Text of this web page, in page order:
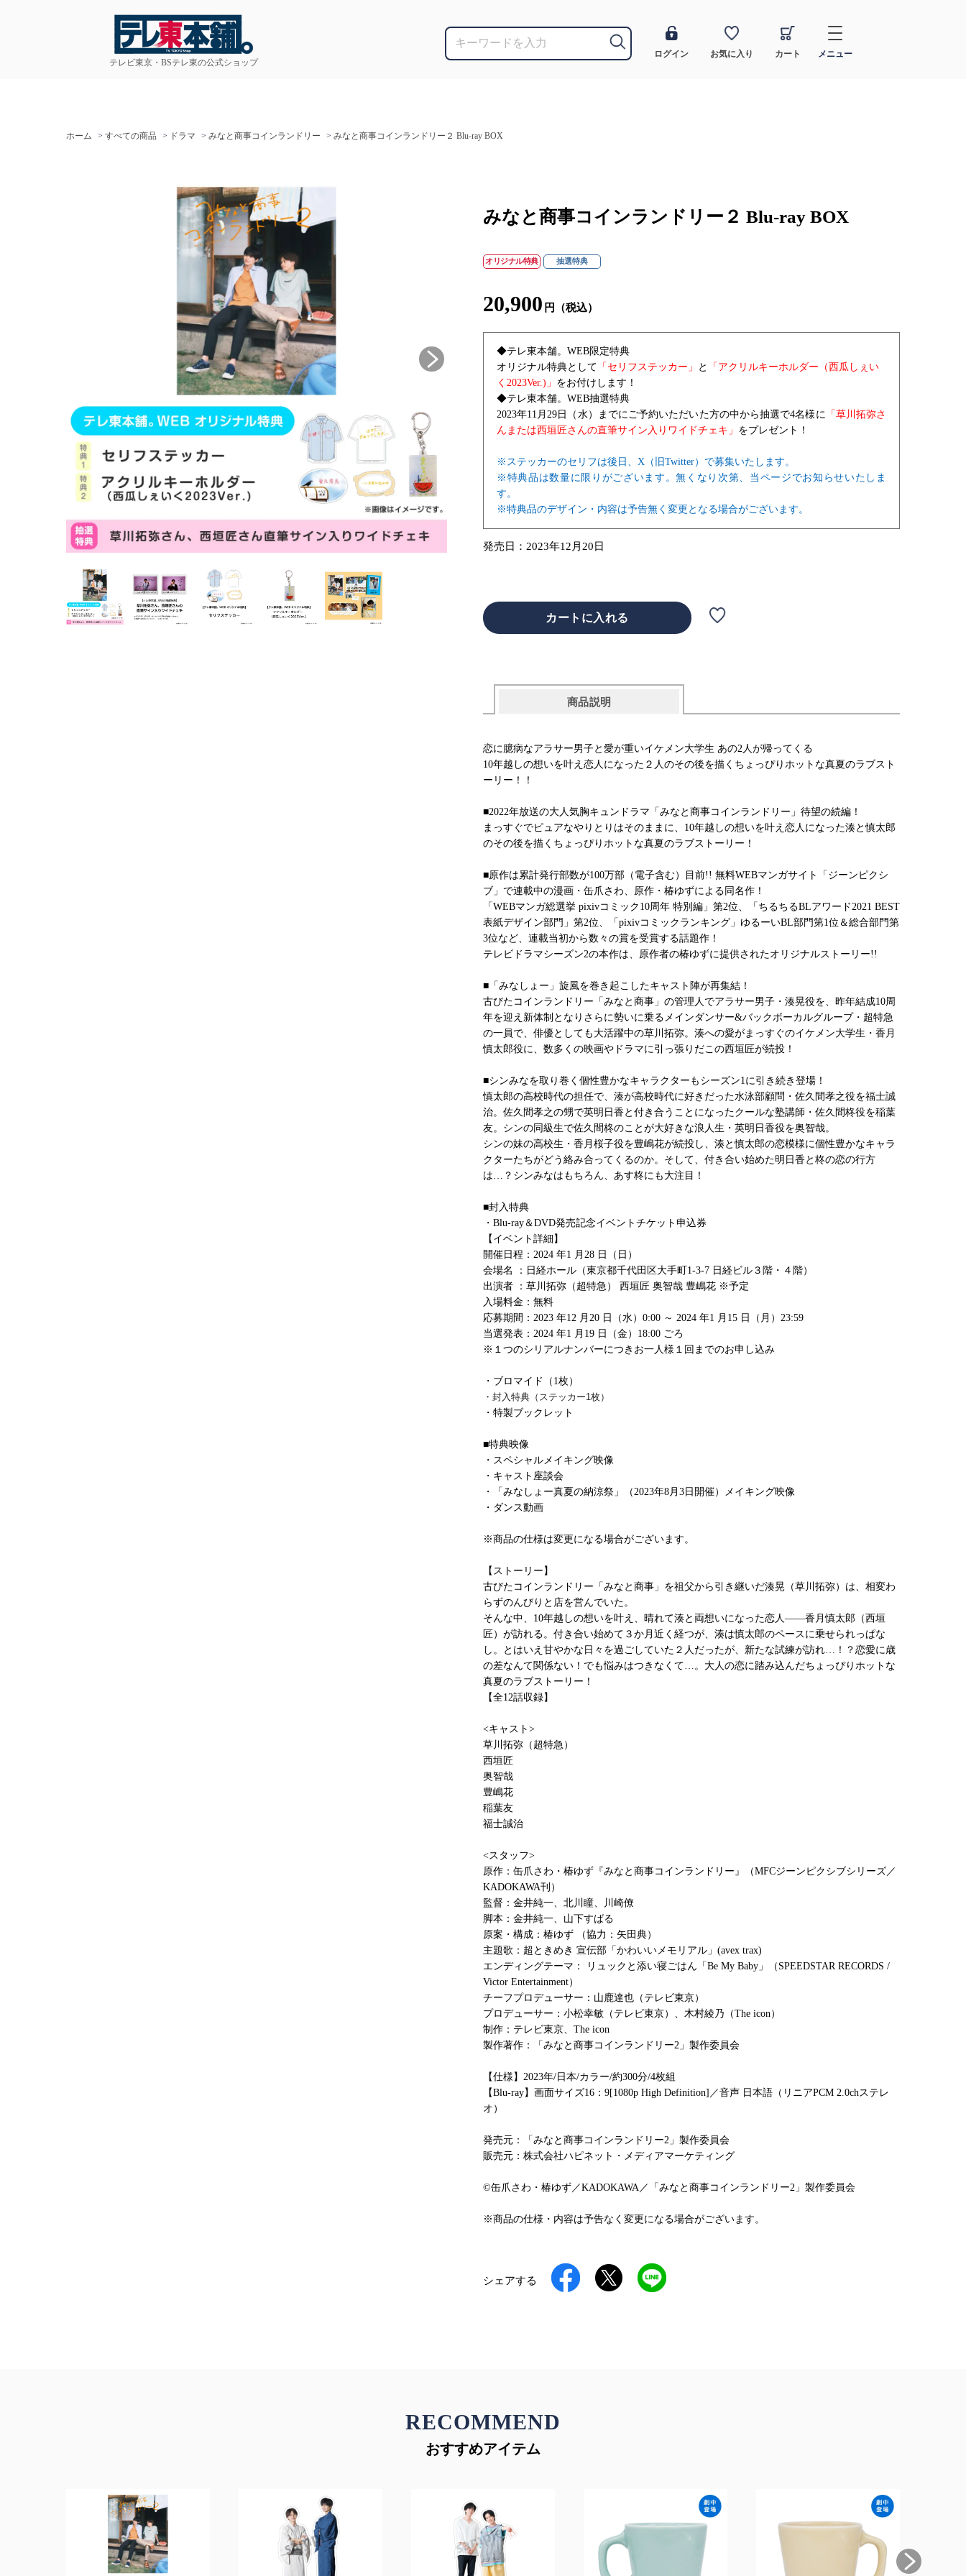
テレビ東京・BSテレ東の公式ショップ
ログイン お気に入り カート メニュー
ホーム > すべての商品 > ドラマ > みなと商事コインランドリー > みなと商事コインランドリー２ Blu-ray BOX
みなと商事コインランドリー２ Blu-ray BOX
オリジナル特典 抽選特典
20,900 円（税込）
◆テレ東本舗。WEB限定特典
オリジナル特典として 「セリフステッカー」 と
「アクリルキーホルダー（西瓜しぇい
く2023Ver.)」 をお付けします！
◆テレ東本舗。WEB抽選特典
2023年11月29日（水）までにご予約いただいた方の中から抽選で4名様に 「草川拓弥さ
んまたは西垣匠さんの直筆サイン入りワイドチェキ」 をプレゼント！
※ステッカーのセリフは後日、X（旧Twitter）で募集いたします。
※特典品は数量に限りがございます。無くなり次第、当ページでお知らせいたしま
す。
※特典品のデザイン・内容は予告無く変更となる場合がございます。
発売日： 2023年12月20日
商品説明
恋に臆病なアラサー男子と愛が重いイケメン大学生 あの2人が帰ってくる
10年越しの想いを叶え恋人になった２人のその後を描くちょっぴりホットな真夏のラブスト
ーリー！！
■2022年放送の大人気胸キュンドラマ「みなと商事コインランドリー」待望の続編！
まっすぐでピュアなやりとりはそのままに、10年越しの想いを叶え恋人になった湊と慎太郎
のその後を描くちょっぴりホットな真夏のラブストーリー！
■原作は累計発行部数が100万部（電子含む）目前!! 無料WEBマンガサイト「ジーンピクシ
ブ」で連載中の漫画・缶爪さわ、原作・椿ゆずによる同名作！
「WEBマンガ総選挙 pixivコミック10周年 特別編」第2位、「ちるちるBLアワード2021 BEST
表紙デザイン部門」第2位、「pixivコミックランキング」ゆるーいBL部門第1位＆総合部門第
3位など、連載当初から数々の賞を受賞する話題作！
テレビドラマシーズン2の本作は、原作者の椿ゆずに提供されたオリジナルストーリー!!
■「みなしょー」旋風を巻き起こしたキャスト陣が再集結！
古びたコインランドリー「みなと商事」の管理人でアラサー男子・湊晃役を、昨年結成10周
年を迎え新体制となりさらに勢いに乗るメインダンサー&バックボーカルグループ・超特急
の一員で、俳優としても大活躍中の草川拓弥。湊への愛がまっすぐのイケメン大学生・香月
慎太郎役に、数多くの映画やドラマに引っ張りだこの西垣匠が続投！
■シンみなを取り巻く個性豊かなキャラクターもシーズン1に引き続き登場！
慎太郎の高校時代の担任で、湊が高校時代に好きだった水泳部顧問・佐久間孝之役を福士誠
治。佐久間孝之の甥で英明日香と付き合うことになったクールな塾講師・佐久間柊役を稲葉
友。シンの同級生で佐久間柊のことが大好きな浪人生・英明日香役を奥智哉。
シンの妹の高校生・香月桜子役を豊嶋花が続投し、湊と慎太郎の恋模様に個性豊かなキャラ
クターたちがどう絡み合ってくるのか。そして、付き合い始めた明日香と柊の恋の行方
は…？シンみなはもちろん、あす柊にも大注目！
■封入特典
・Blu-ray＆DVD発売記念イベントチケット申込券
【イベント詳細】
開催日程：2024 年1 月28 日（日）
会場名 ：日経ホール（東京都千代田区大手町1-3-7 日経ビル３階・４階）
出演者 ：草川拓弥（超特急） 西垣匠 奥智哉 豊嶋花 ※予定
入場料金：無料
応募期間：2023 年12 月20 日（水）0:00 ～ 2024 年1 月15 日（月）23:59
当選発表：2024 年1 月19 日（金）18:00 ごろ
※１つのシリアルナンバーにつきお一人様１回までのお申し込み
・ブロマイド（1枚）
・封入特典（ステッカー1枚）
・特製ブックレット
■特典映像
・スペシャルメイキング映像
・キャスト座談会
・「みなしょー真夏の納涼祭」（2023年8月3日開催）メイキング映像
・ダンス動画
※商品の仕様は変更になる場合がございます。
【ストーリー】
古びたコインランドリー「みなと商事」を祖父から引き継いだ湊晃（草川拓弥）は、相変わ
らずのんびりと店を営んでいた。
そんな中、10年越しの想いを叶え、晴れて湊と両想いになった恋人――香月慎太郎（西垣
匠）が訪れる。付き合い始めて３か月近く経つが、湊は慎太郎のペースに乗せられっぱな
し。とはいえ甘やかな日々を過ごしていた２人だったが、新たな試練が訪れ…！？恋愛に歳
の差なんて関係ない！でも悩みはつきなくて…。大人の恋に踏み込んだちょっぴりホットな
真夏のラブストーリー！
【全12話収録】
<キャスト>
草川拓弥（超特急）
西垣匠
奥智哉
豊嶋花
稲葉友
福士誠治
<スタッフ>
原作：缶爪さわ・椿ゆず『みなと商事コインランドリー』（MFCジーンピクシブシリーズ／
KADOKAWA刊）
監督：金井純一、北川瞳、川崎僚
脚本：金井純一、山下すばる
原案・構成：椿ゆず （協力：矢田典）
主題歌：超ときめき 宣伝部「かわいいメモリアル」(avex trax)
エンディングテーマ： リュックと添い寝ごはん「Be My Baby」（SPEEDSTAR RECORDS /
Victor Entertainment）
チーフプロデューサー：山鹿達也（テレビ東京）
プロデューサー：小松幸敏（テレビ東京）、木村綾乃（The icon）
制作：テレビ東京、The icon
製作著作：「みなと商事コインランドリー2」製作委員会
【仕様】2023年/日本/カラー/約300分/4枚組
【Blu-ray】画面サイズ16：9[1080p High Definition]／音声 日本語（リニアPCM 2.0chステレ
オ）
発売元：「みなと商事コインランドリー2」製作委員会
販売元：株式会社ハピネット・メディアマーケティング
©缶爪さわ・椿ゆず／KADOKAWA／「みなと商事コインランドリー2」製作委員会
※商品の仕様・内容は予告なく変更になる場合がございます。
シェアする
RECOMMEND
おすすめアイテム